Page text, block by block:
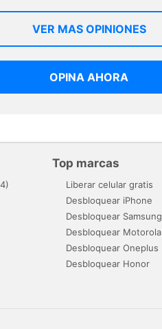
VER MAS OPINIONES
OPINA AHORA
Top marcas
Liberar celular gratis
Desbloquear iPhone
Desbloquear Samsung
Desbloquear Motorola
Desbloquear Oneplus
Desbloquear Honor